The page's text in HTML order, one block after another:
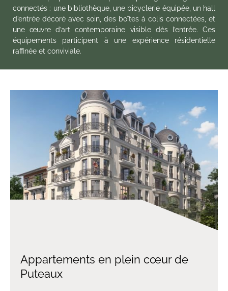
connectés : une bibliothèque, une bicyclerie équipée, un hall
d’entrée décoré avec soin, des boîtes à colis connectées, et
une œuvre d’art contemporaine visible dès l’entrée. Ces
équipements participent à une expérience résidentielle
raffinée et conviviale.
Appartements en plein cœur de
Puteaux